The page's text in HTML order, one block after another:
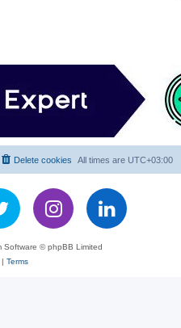
All times are UTC+03:00
Delete cookies
Software © phpBB Limited
Terms